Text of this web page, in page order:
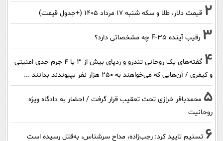
2 قیمت دلار، طلا و سکه شنبه ۱۷ مرداد ۱۴۰۵ (+جدول قیمت)
3 رقیب آینده F-35 چه مشخصاتی دارد؟
4
گفته‌های یک روحانی تندرو و ردپای بیش از ۳ یا ۴ جرم جدی امنیتی
و کیفری / آن‌هایی که می‌خواهند به ۲۵۰ هزار نفر بپیوندند بدانند ...
5 محمدباقر خرازی تحت تعقیب قرار گرفت / احضار به دادگاه ویژه
روحانیت
6 تسنیم تایید کرد: رجب‌زاده، مداح سرشناس، به‌قتل رسیده است